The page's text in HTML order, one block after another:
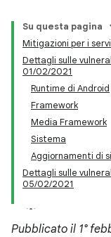
Su questa pagina
Mitigazioni per i
Dettagli sulle
01/02/2021
Runtime di Android
Framework
Media Framework
Sistema
Aggiornamenti di
Dettagli sulle
05/02/2021
Pubblicato il 1°